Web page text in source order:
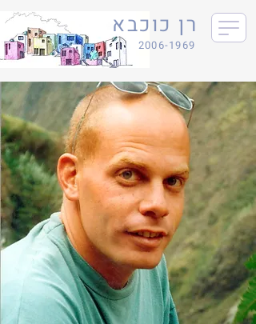
רן כוכבא
2006-1969